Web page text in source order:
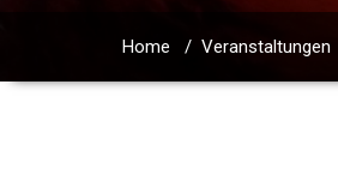
Home / Veranstaltungen